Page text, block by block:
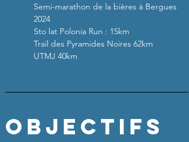
Semi-marathon de la bières à Bergues
2024
Sto lat Polonia Run : 15km
Trail des Pyramides Noires 62km
UTMJ 40km
Objectifs